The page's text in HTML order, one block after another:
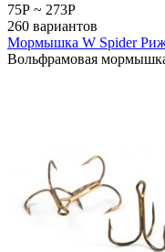
75Р ~ 273Р
260 вариантов
Мормышка W Spider
Вольфрамовая